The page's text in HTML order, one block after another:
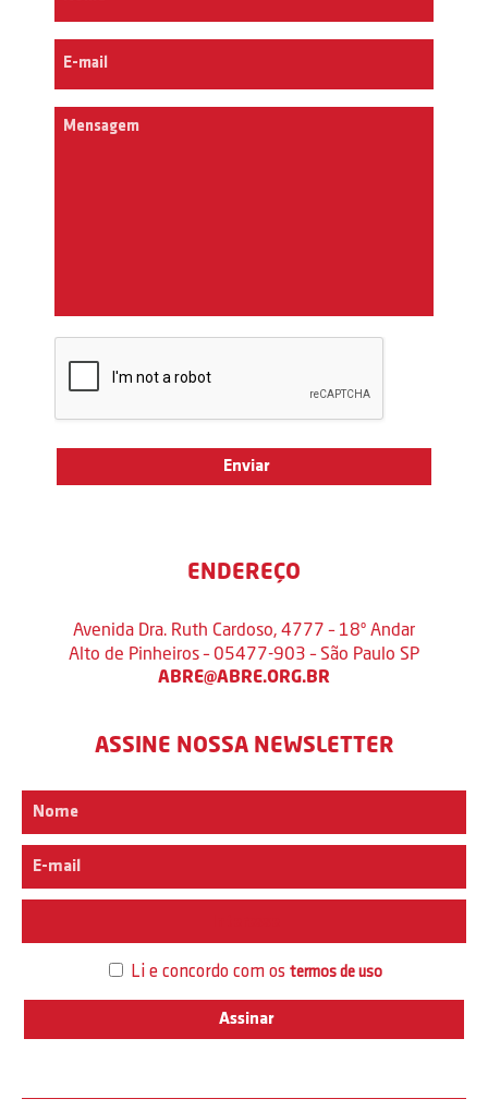
ENDEREÇO
Avenida Dra. Ruth Cardoso, 4777 – 18º Andar
Alto de Pinheiros – 05477-903 – São Paulo SP
ABRE@ABRE.ORG.BR
ASSINE NOSSA NEWSLETTER
Li e concordo com os termos de uso